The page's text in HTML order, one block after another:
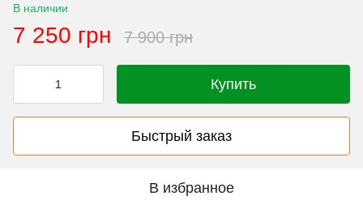
В наличии
7 250 грн 7 900 грн
Купить
Быстрый заказ
В избранное